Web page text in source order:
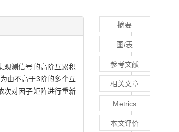
观测信号的高阶互累积
由不高于3阶的多个互
次对因子矩阵进行重新
摘要
图/表
参考文献
相关文章
Metrics
本文评价